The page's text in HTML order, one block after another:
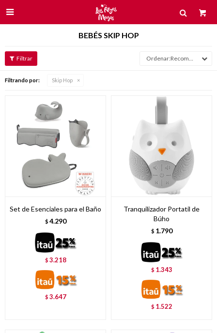

BEBÉS SKIP HOP
Recomendados
Filtrando por: Skip Hop
Set de Esenciales para el Baño
$ 4.290
$3.218
$3.647
Tranquilizador Portatil de
Búho
$ 1.790
$ 1.343
$ 1.522